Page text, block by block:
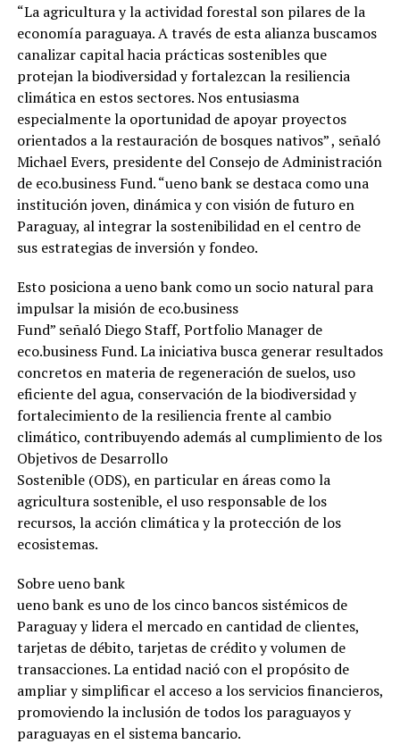
“La agricultura y la actividad forestal son pilares de la
economía paraguaya. A través de esta alianza buscamos
canalizar capital hacia prácticas sostenibles que
protejan la biodiversidad y fortalezcan la resiliencia
climática en estos sectores. Nos entusiasma
especialmente la oportunidad de apoyar proyectos
orientados a la restauración de bosques nativos” , señaló
Michael Evers, presidente del Consejo de Administración
de eco.business Fund. “ueno bank se destaca como una
institución joven, dinámica y con visión de futuro en
Paraguay, al integrar la sostenibilidad en el centro de
sus estrategias de inversión y fondeo.
Esto posiciona a ueno bank como un socio natural para
impulsar la misión de eco.business
Fund” señaló Diego Staff, Portfolio Manager de
eco.business Fund. La iniciativa busca generar resultados
concretos en materia de regeneración de suelos, uso
eficiente del agua, conservación de la biodiversidad y
fortalecimiento de la resiliencia frente al cambio
climático, contribuyendo además al cumplimiento de los
Objetivos de Desarrollo
Sostenible (ODS), en particular en áreas como la
agricultura sostenible, el uso responsable de los
recursos, la acción climática y la protección de los
ecosistemas.
Sobre ueno bank
ueno bank es uno de los cinco bancos sistémicos de
Paraguay y lidera el mercado en cantidad de clientes,
tarjetas de débito, tarjetas de crédito y volumen de
transacciones. La entidad nació con el propósito de
ampliar y simplificar el acceso a los servicios financieros,
promoviendo la inclusión de todos los paraguayos y
paraguayas en el sistema bancario.